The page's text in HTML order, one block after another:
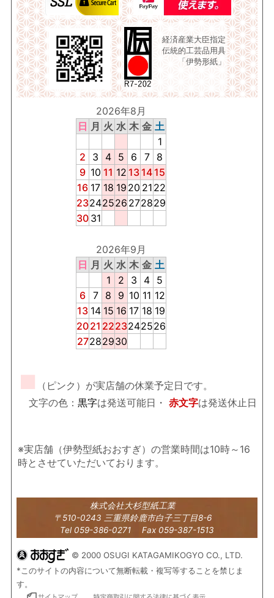
経済産業大臣指定
伝統的工芸品用具
「伊勢形紙」
2026年8月
日 月 火 水 木 金 土
1
2
3 4 5 6 7
8
9 10 11 12 13 14 15
16 17 18 19 20 21 22
23242526 272829
30 31
2026年9月
日 月 火 水 木 金 土
1
2 3 4 5
6 7 8 9 10 11 12
13 14 15 16 17 18 19
2021 2223242526
27282930
■
（ピンク）が実店舗の休業予定日です。
文字の色： 黒字は発送可能日・ 赤文字は発送休止日
※実店舗（伊勢型紙おおすぎ）の営業時間は10時～16
時とさせていただいております。
株式会社大杉型紙工業
〒510-0243 三重県鈴鹿市白子三丁目8-6
Tel 059-386-0271 Fax 059-387-1513
© 2000 OSUGI KATAGAMIKOGYO CO., LTD.
*このサイトの内容について無断転載・複写等することを禁じま
す。